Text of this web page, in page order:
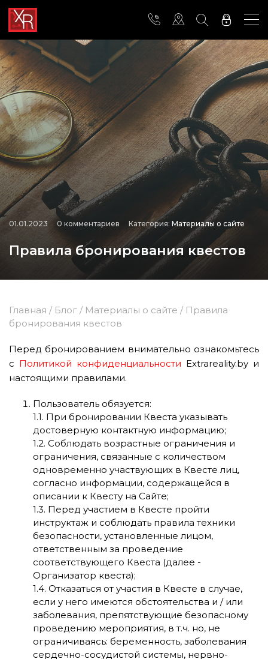
01.01.2023 0 комментариев Категория: Материалы о сайте
Правила бронирования квестов
Главная / Блог / Материалы о сайте / Правила
бронирования квестов
Перед бронированием внимательно ознакомьтесь
с Политикой конфиденциальности Extrareality.by и
настоящими правилами.
Пользователь обязуется:
1.1. При бронировании Квеста указывать
достоверную контактную информацию;
1.2. Соблюдать возрастные ограничения и
ограничения, связанные с количеством
одновременно участвующих в Квесте лиц,
согласно информации, содержащейся в
описании к Квесту на Сайте;
1.3. Перед участием в Квесте пройти
инструктаж и соблюдать правила техники
безопасности, установленные лицом,
ответственным за проведение
соответствующего Квеста (далее -
Организатор квеста);
1.4. Отказаться от участия в Квесте в случае,
если у него имеются обстоятельства и / или
заболевания, препятствующие безопасному
проведению мероприятия, в т.ч. но, не
ограничиваясь: беременность, заболевания
сердечно-сосудистой системы, нервно-